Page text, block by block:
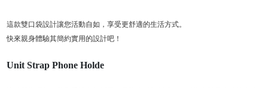
這款雙口袋設計讓您活動自如，享受更舒適的生活方式。
快來親身體驗其簡約實用的設計吧！
Unit Strap Phone Holde